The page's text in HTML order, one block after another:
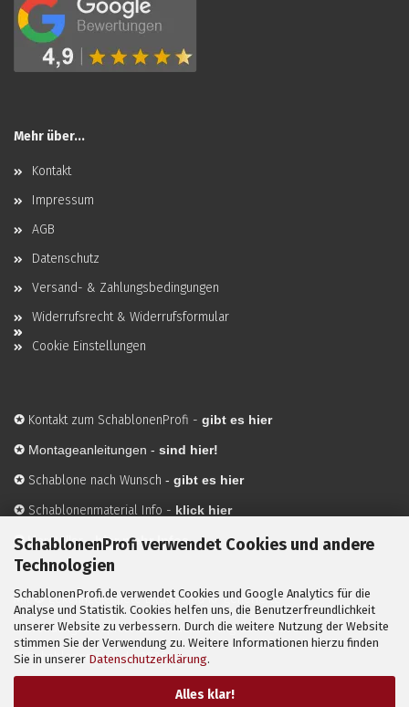
SchablonenProfi verwendet Cookies und andere
Technologien
SchablonenProfi.de verwendet Cookies und Google Analytics für die
Analyse und Statistik. Cookies helfen uns, die Benutzerfreundlichkeit
unserer Website zu verbessern. Durch die weitere Nutzung der Website
stimmen Sie der Verwendung zu. Weitere Informationen hierzu finden
Sie in unserer Datenschutzerklärung.
Alles klar!
Mehr über...
Kontakt
Impressum
AGB
Datenschutz
Versand- & Zahlungsbedingungen
Widerrufsrecht & Widerrufsformular
Cookie Einstellungen
✪ Kontakt zum SchablonenProfi - gibt es hier
✪ Montageanleitungen - sind hier!
✪ Schablone nach Wunsch - gibt es hier
✪ Schablonenmaterial Info - klick hier
✪Hersteller-hier mehr Infos
Mit ✪ gekennzeichnete Bilder sind KI-generierte
Anwendungsbeispiele zur Visualisierung der Motive.
© SchablonenProfi.de2026